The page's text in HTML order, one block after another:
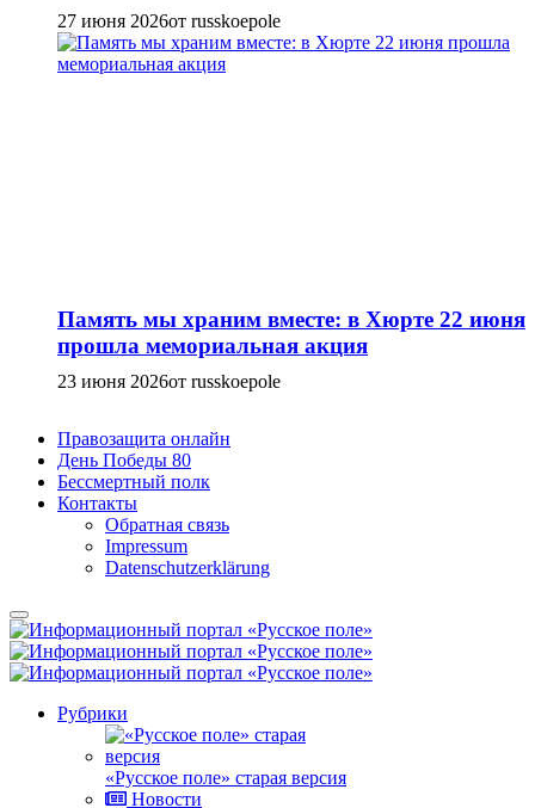
27 июня 2026от russkoepole
Память мы храним вместе: в Хюрте 22 июня
прошла мемориальная акция
23 июня 2026от russkoepole
Правозащита онлайн
День Победы 80
Бессмертный полк
Контакты
Обратная связь
Impressum
Datenschutzerklärung
Рубрики
«Русское поле» старая версия
Новости